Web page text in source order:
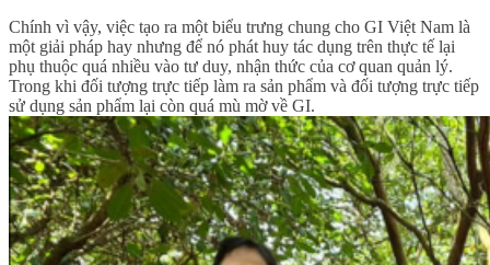
Chính vì vậy, việc tạo ra một biểu trưng chung cho GI Việt Nam là
một giải pháp hay nhưng để nó phát huy tác dụng trên thực tế lại
phụ thuộc quá nhiều vào tư duy, nhận thức của cơ quan quản lý.
Trong khi đối tượng trực tiếp làm ra sản phẩm và đối tượng trực tiếp
sử dụng sản phẩm lại còn quá mù mờ về GI.